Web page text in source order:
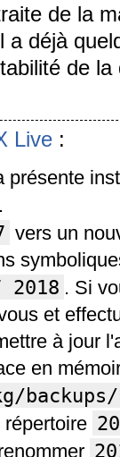
de la
a déjà
de
Live :
présente
.
vers un
2018 . Si
et
à jour
en